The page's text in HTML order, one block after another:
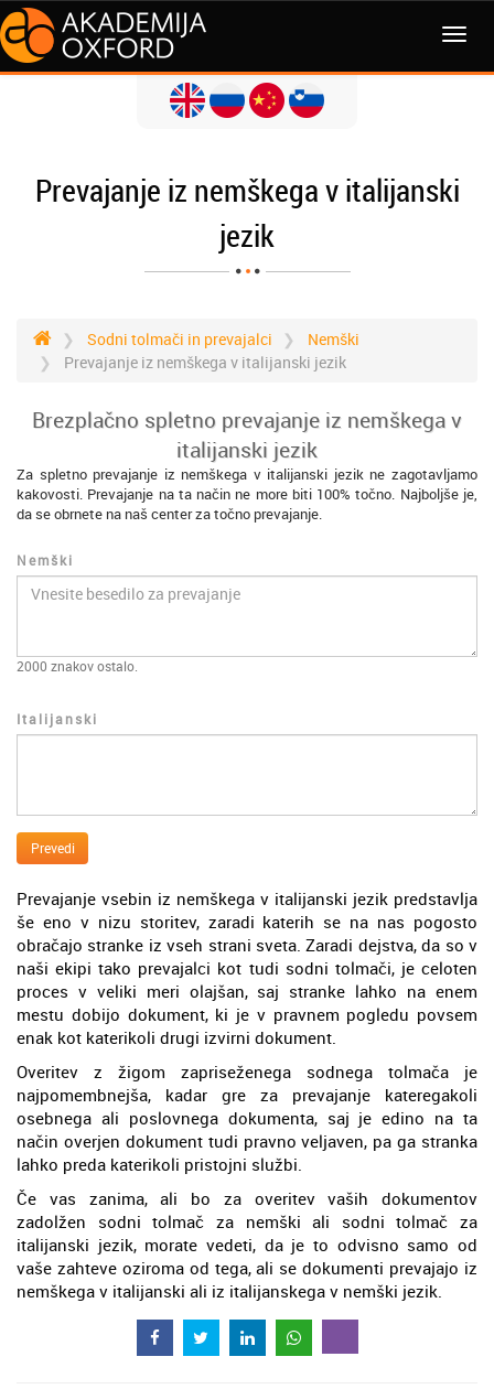
MENI
Prevajanje iz nemškega v italijanski
jezik
Sodni tolmači in prevajalci
Nemški
Prevajanje iz nemškega v italijanski jezik
Brezplačno spletno prevajanje iz nemškega v
italijanski jezik
Za spletno prevajanje iz nemškega v italijanski jezik ne zagotavljamo
kakovosti. Prevajanje na ta način ne more biti 100% točno. Najboljše je,
da se obrnete na naš center za točno prevajanje.
Nemški
2000 znakov ostalo.
Italijanski
Prevedi
Prevajanje vsebin iz nemškega v italijanski jezik predstavlja
še eno v nizu storitev, zaradi katerih se na nas pogosto
obračajo stranke iz vseh strani sveta. Zaradi dejstva, da so v
naši ekipi tako prevajalci kot tudi sodni tolmači, je celoten
proces v veliki meri olajšan, saj stranke lahko na enem
mestu dobijo dokument, ki je v pravnem pogledu povsem
enak kot katerikoli drugi izvirni dokument.
Overitev z žigom zapriseženega sodnega tolmača je
najpomembnejša, kadar gre za prevajanje kateregakoli
osebnega ali poslovnega dokumenta, saj je edino na ta
način overjen dokument tudi pravno veljaven, pa ga stranka
lahko preda katerikoli pristojni službi.
Če vas zanima, ali bo za overitev vaših dokumentov
zadolžen sodni tolmač za nemški ali sodni tolmač za
italijanski jezik, morate vedeti, da je to odvisno samo od
vaše zahteve oziroma od tega, ali se dokumenti prevajajo iz
nemškega v italijanski ali iz italijanskega v nemški jezik.